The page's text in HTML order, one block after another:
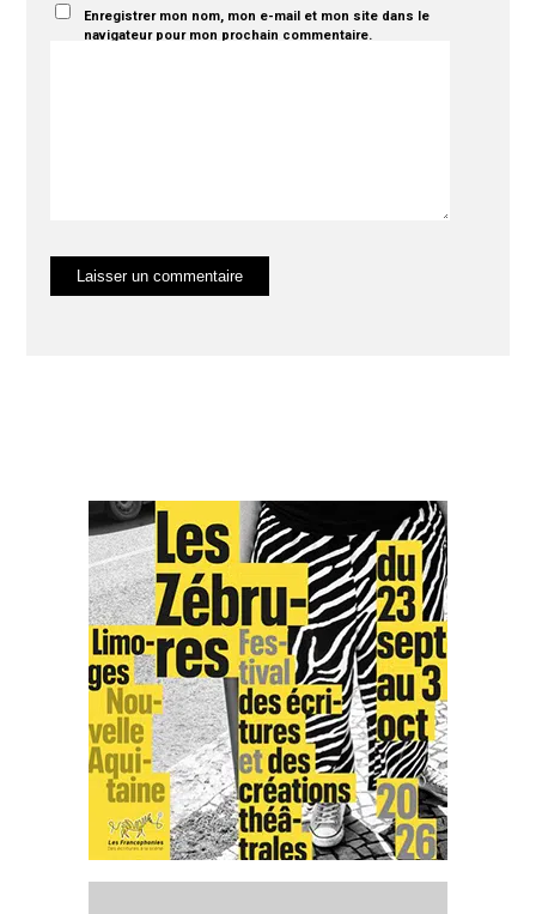
Enregistrer mon nom, mon e-mail et mon site dans le
navigateur pour mon prochain commentaire.